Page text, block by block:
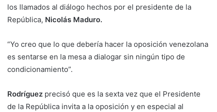
los llamados al diálogo hechos por el presidente de la
República, Nicolás Maduro.
“Yo creo que lo que debería hacer la oposición venezolana
es sentarse en la mesa a dialogar sin ningún tipo de
condicionamiento”.
Rodríguez precisó que es la sexta vez que el Presidente
de la República invita a la oposición y en especial al